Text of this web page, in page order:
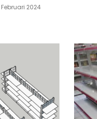
Februari 2024